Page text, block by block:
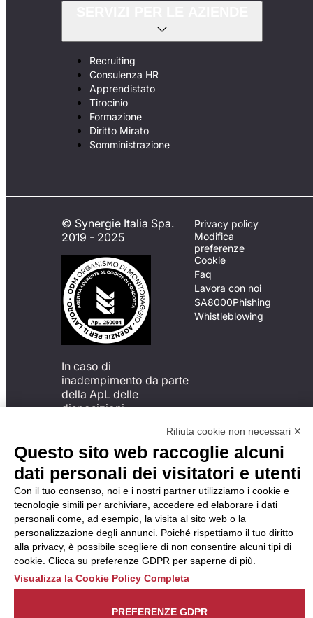
Recruiting
Consulenza HR
Apprendistato
Tirocinio
Formazione
Diritto Mirato
Somministrazione
© Synergie Italia Spa.
2019 - 2025
In caso di
inadempimento da parte
della ApL delle
disposizioni
possibile presentare un
reclamo
all’Organismo di
Monitoraggio utilizzando
una delle modalità
descritte al seguente
indirizzo web
https://odm-
agenzielavoro.it/reclami/.
Privacy policy
Modifica
preferenze
Cookie
Faq
Lavora con noi
SA8000Phishing
Whistleblowing
Rifiuta cookie non necessari ✕
Questo sito web raccoglie alcuni
dati personali dei visitatori e utenti
Con il tuo consenso, noi e i nostri partner utilizziamo i cookie e
tecnologie simili per archiviare, accedere ed elaborare i dati
personali come, ad esempio, la visita al sito web o la
personalizzazione degli annunci. Poiché rispettiamo il tuo diritto
alla privacy, è possibile scegliere di non consentire alcuni tipi di
cookie. Clicca su preferenze GDPR per saperne di più.
Visualizza la Cookie Policy Completa
PREFERENZE GDPR